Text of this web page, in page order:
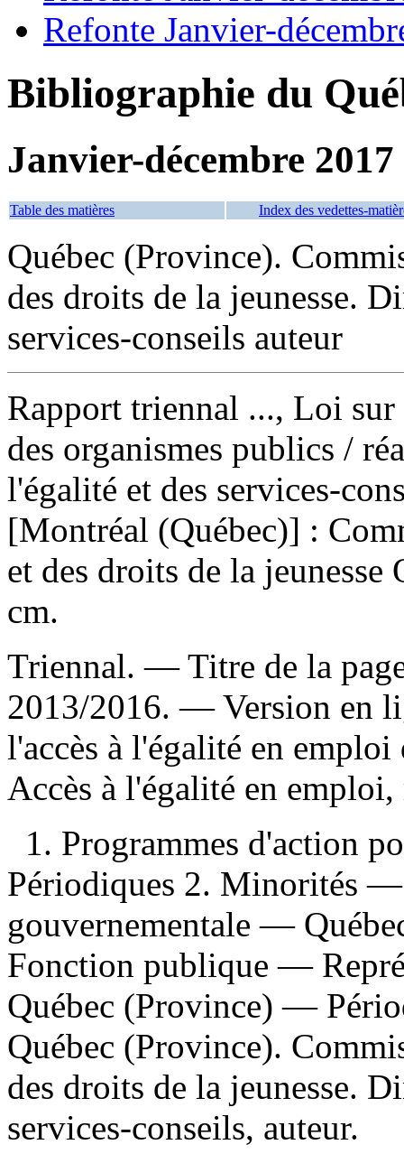
Refonte Janvier-
Bibliographie du
Janvier-décembre 2017
Table des matières Index des vedettes-
Québec (Province).
des droits de la jeunesse.
services-conseils auteur
Rapport triennal ..., Loi sur
des organismes publics /
l'égalité et des services-
[Montréal (Québec)] :
et des droits de la
cm.
Triennal. — Titre de la
2013/2016. —Version en
l'accès à l'égalité en
Accès à l'égalité en
1. Programmes d'action
Périodiques 2. Minorités
gouvernementale —
Fonction publique —
Québec (Province) —
Québec (Province).
des droits de la jeunesse.
services-conseils, auteur.